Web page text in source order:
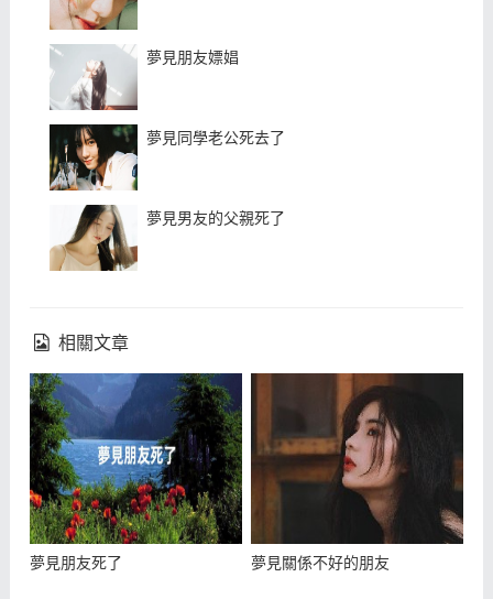
夢見朋友嫖娼
夢見同學老公死去了
夢見男友的父親死了
相關文章
夢見朋友死了 夢見關係不好的朋友